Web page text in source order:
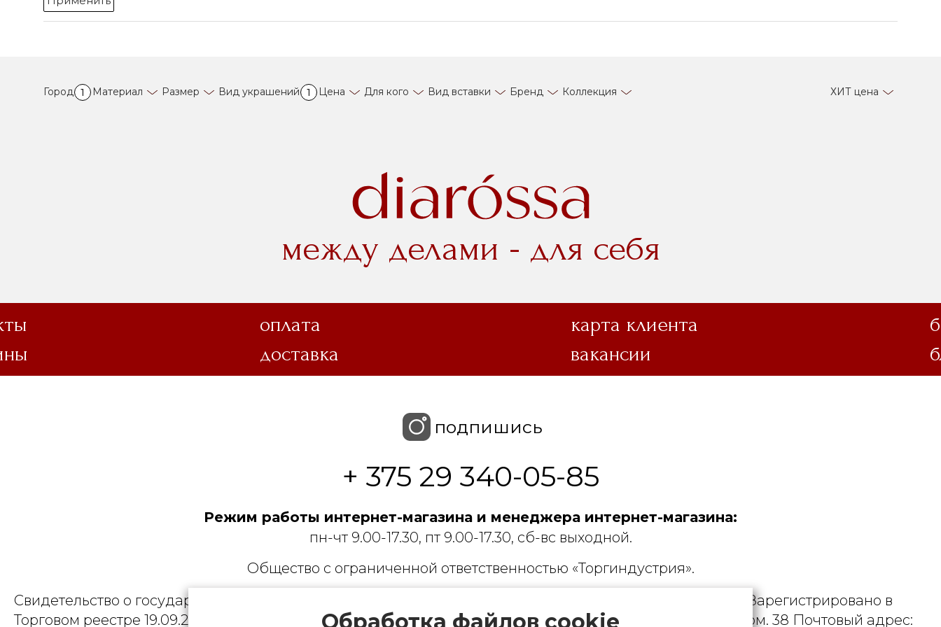
Город 1 Материал Размер Вид украшений 1 Цена Для кого Вид вставки Бренд Коллекция ХИТ цена
между делами - для себя
оплата карта клиента
доставка вакансии
подпишись
+ 375 29 340-05-85
Режим работы интернет-магазина и менеджера интернет-магазина:
пн-чт 9.00-17.30, пт 9.00-17.30, сб-вс выходной.
Общество с ограниченной ответственностью «Торгиндустрия».
Свидетельство о государственной регистрации выдано Мингорисполкомом 01.06.2022. УНП 190729471. Зарегистрировано в
Торговом реестре 19.09.2025, № 758300. Юридический адрес: 220007, г. Минск, ул. Фабрициуса, д. 9А, пом. 38 Почтовый адрес:
Обработка файлов cookie